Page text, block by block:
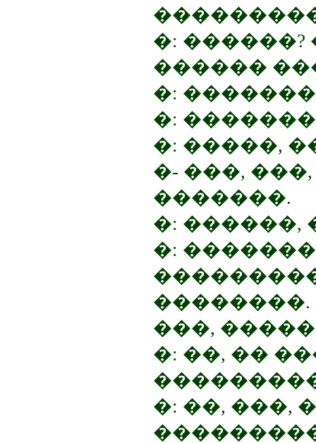
�:
������
�:
�:
�: �����,
�- ���,
�������.
�: ������,
�:
��������.
���,
�: ��, ��
�: ��, ���,